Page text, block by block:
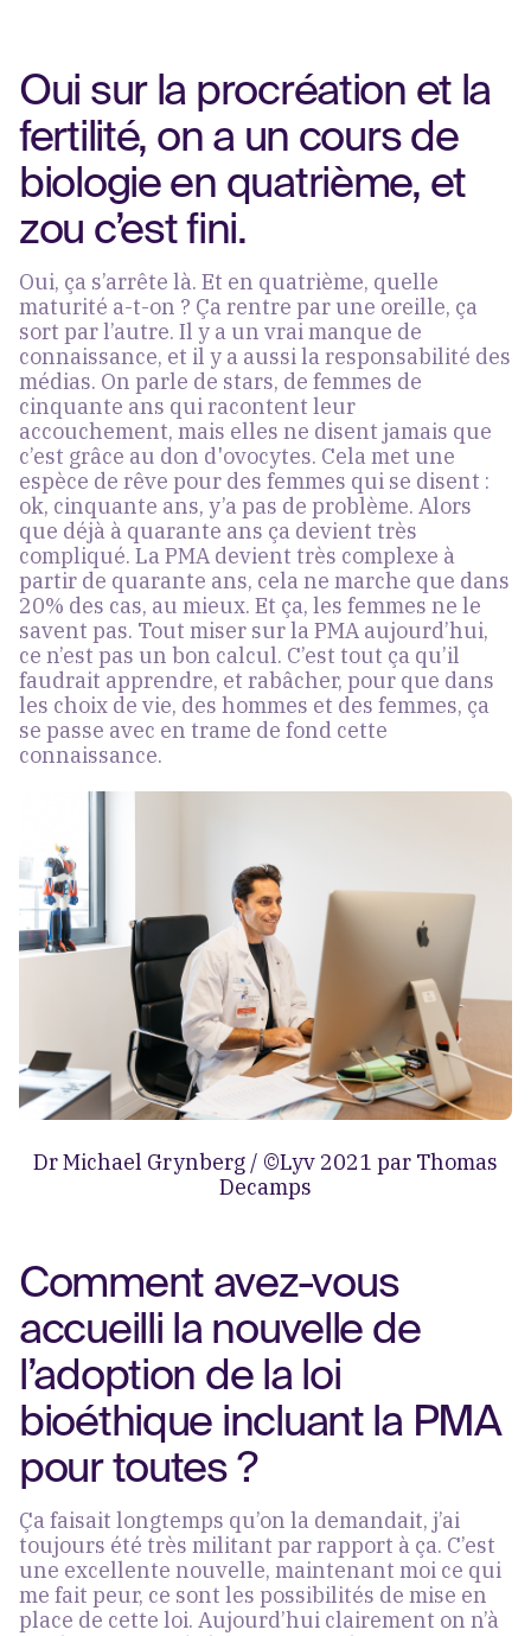
Oui sur la procréation et la
fertilité, on a un cours de
biologie en quatrième, et
zou c’est fini.
Oui, ça s’arrête là. Et en quatrième, quelle
maturité a-t-on ? Ça rentre par une oreille, ça
sort par l’autre. Il y a un vrai manque de
connaissance, et il y a aussi la responsabilité des
médias. On parle de stars, de femmes de
cinquante ans qui racontent leur
accouchement, mais elles ne disent jamais que
c’est grâce au don d'ovocytes. Cela met une
espèce de rêve pour des femmes qui se disent :
ok, cinquante ans, y’a pas de problème. Alors
que déjà à quarante ans ça devient très
compliqué. La PMA devient très complexe à
partir de quarante ans, cela ne marche que dans
20% des cas, au mieux. Et ça, les femmes ne le
savent pas. Tout miser sur la PMA aujourd’hui,
ce n’est pas un bon calcul. C’est tout ça qu’il
faudrait apprendre, et rabâcher, pour que dans
les choix de vie, des hommes et des femmes, ça
se passe avec en trame de fond cette
connaissance.
Dr Michael Grynberg / ©Lyv 2021 par Thomas
Decamps
Comment avez-vous
accueilli la nouvelle de
l’adoption de la loi
bioéthique incluant la PMA
pour toutes ?
Ça faisait longtemps qu’on la demandait, j’ai
toujours été très militant par rapport à ça. C’est
une excellente nouvelle, maintenant moi ce qui
me fait peur, ce sont les possibilités de mise en
place de cette loi. Aujourd’hui clairement on n’à